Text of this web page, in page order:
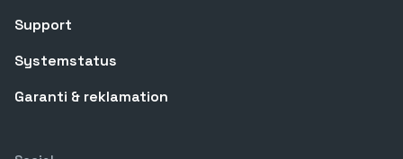
Support
Systemstatus
Garanti & reklamation